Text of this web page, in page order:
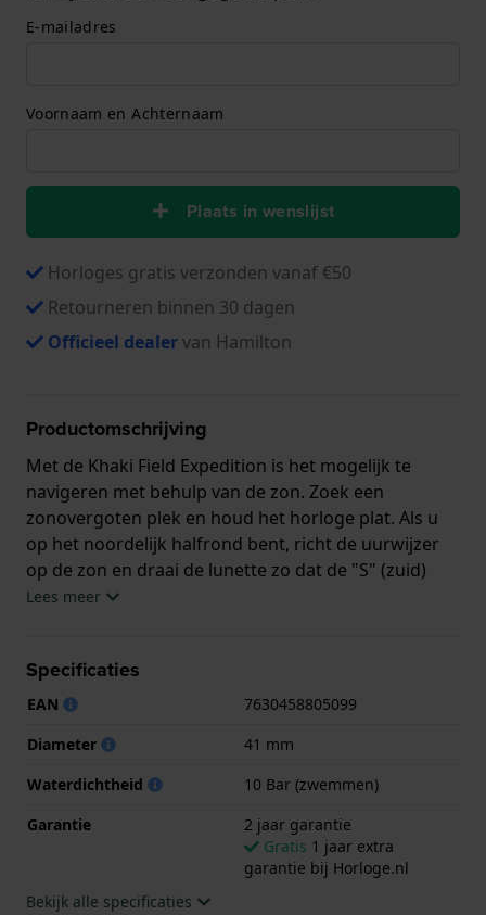
E-mailadres
Voornaam en Achternaam
Plaats in wenslijst
Horloges gratis verzonden vanaf €50
Retourneren binnen 30 dagen
Officieel dealervan Hamilton
Productomschrijving
Met de Khaki Field Expedition is het mogelijk te
navigeren met behulp van de zon. Zoek een
zonovergoten plek en houd het horloge plat. Als u
op het noordelijk halfrond bent, richt de uurwijzer
op de zon en draai de lunette zo dat de "S" (zuid)
halverwege tussen de uurwijzer en de 12-
aflezen op de schaal van de bezel. Op het zuidelijk
halfrond moet de noordelijke markering halverwege
Roestvrijstaal met een diameter van 41 mm en is
voorzien van een textiel band. In de kast bevindt zich
een ETA kwaliteitsuurwerk en is afgewerkt met
Lees meer
Specificaties
EAN
7630458805099
Diameter
41 mm
Waterdichtheid
10 Bar (zwemmen)
Garantie
2 jaar garantie
Gratis 1 jaar extra
garantie bij Horloge.nl
Bekijk alle specificaties